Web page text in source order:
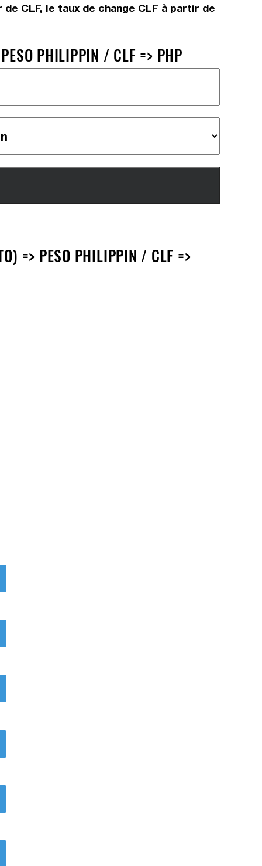
CLF, le taux de change CLF à partir de
PHILIPPIN / CLF => PHP
=> PESO PHILIPPIN / CLF =>